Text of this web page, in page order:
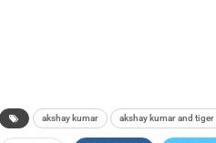
akshay kumar akshay kumar and